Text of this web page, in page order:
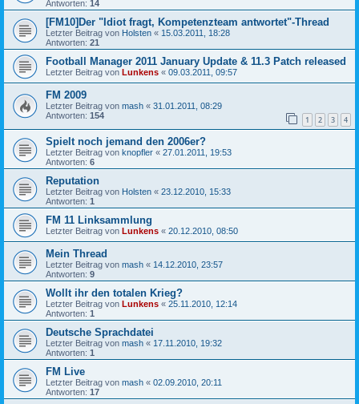
Antworten: 14
[FM10]Der "Idiot fragt, Kompetenzteam antwortet"-Thread
Letzter Beitrag von Holsten « 15.03.2011, 18:28
Antworten: 21
Football Manager 2011 January Update & 11.3 Patch released
Letzter Beitrag von Lunkens « 09.03.2011, 09:57
FM 2009
Letzter Beitrag von mash « 31.01.2011, 08:29
Antworten: 154 1 2 3 4
Spielt noch jemand den 2006er?
Letzter Beitrag von knopfler « 27.01.2011, 19:53
Antworten: 6
Reputation
Letzter Beitrag von Holsten « 23.12.2010, 15:33
Antworten: 1
FM 11 Linksammlung
Letzter Beitrag von Lunkens « 20.12.2010, 08:50
Mein Thread
Letzter Beitrag von mash « 14.12.2010, 23:57
Antworten: 9
Wollt ihr den totalen Krieg?
Letzter Beitrag von Lunkens « 25.11.2010, 12:14
Antworten: 1
Deutsche Sprachdatei
Letzter Beitrag von mash « 17.11.2010, 19:32
Antworten: 1
FM Live
Letzter Beitrag von mash « 02.09.2010, 20:11
Antworten: 17